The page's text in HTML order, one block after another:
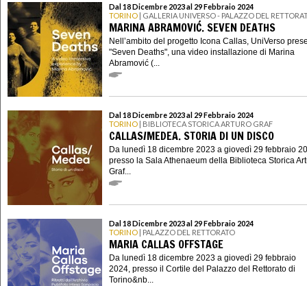
Dal 18 Dicembre 2023 al 29 Febbraio 2024
TORINO | GALLERIA UNIVERSO - PALAZZO DEL
MARINA ABRAMOVIĆ. SEVEN DEATHS
Nell’ambito del progetto Icona Callas, UniVerso
"Seven Deaths", una video installazione di Marina
Abramović (...
Dal 18 Dicembre 2023 al 29 Febbraio 2024
TORINO | BIBLIOTECA STORICA ARTURO GRAF
CALLAS/MEDEA. STORIA DI UN DISCO
Da lunedì 18 dicembre 2023 a giovedì 29 febbraio
presso la Sala Athenaeum della Biblioteca Storica
Graf...
Dal 18 Dicembre 2023 al 29 Febbraio 2024
TORINO | PALAZZO DEL RETTORATO
MARIA CALLAS OFFSTAGE
Da lunedì 18 dicembre 2023 a giovedì 29 febbraio
2024, presso il Cortile del Palazzo del Rettorato di
Torino&nb...